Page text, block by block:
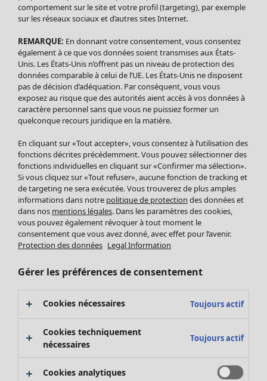
Soldes Vêtements
Tous les vêtements
Robes
Tuniques
Blouses
Tops
Gilets
Pantalon
Jupes
Leggings et collants
Accessoires
Chaussures
Vêtements de bain
Basics
Soldes Mobilier
Bonnes affaires déco
Décoration
Textiles
Tapis
Éponge
comportement sur le site et votre profil (targeting), par exemple
sur les réseaux sociaux et d’autres sites Internet.
REMARQUE: En donnant votre consentement, vous consentez
également à ce que vos données soient transmises aux États-
Unis. Les États-Unis n’offrent pas un niveau de protection des
données comparable à celui de l’UE. Les États-Unis ne disposent
pas de décision d’adéquation. Par conséquent, vous vous
exposez au risque que des autorités aient accès à vos données à
caractère personnel sans que vous ne puissiez former un
quelconque recours juridique en la matière.
En cliquant sur «Tout accepter», vous consentez à l’utilisation des
fonctions décrites précédemment. Vous pouvez sélectionner des
fonctions individuelles en cliquant sur «Confirmer ma sélection».
Si vous cliquez sur «Tout refuser», aucune fonction de tracking et
de targeting ne sera exécutée. Vous trouverez de plus amples
informations dans notre politique de protection des données et
dans nos mentions légales. Dans les paramètres des cookies,
vous pouvez également révoquer à tout moment le
consentement que vous avez donné, avec effet pour l’avenir.
Protection des données Legal Information
Gérer les préférences de consentement
Cookies nécessaires Toujours actif
Cookies techniquement
nécessaires
Toujours actif
Cookies analytiques